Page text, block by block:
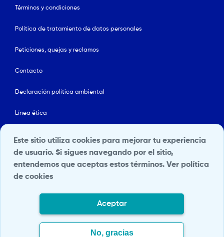
Fundación Santa Fe de Bogotá© 2026. Todos los derechos
reservados
Términos y condiciones
Política de tratamiento de datos personales
Peticiones, quejas y reclamos
Contacto
Declaración política ambiental
Línea ética
Política de Seguridad y Salud en el Trabajo
Portal Terceros
Transparencia y acceso a la información pública
Este sitio utiliza cookies para mejorar tu experiencia
de usuario. Si sigues navegando por el sitio,
entendemos que aceptas estos términos.Ver política
de cookies
Aceptar
No, gracias